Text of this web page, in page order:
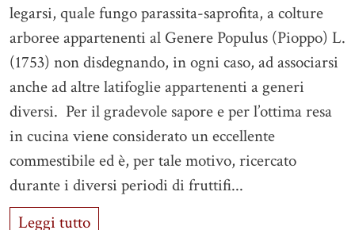
legarsi, quale fungo parassita-saprofita, a colture
arboree appartenenti al Genere Populus (Pioppo) L.
(1753) non disdegnando, in ogni caso, ad associarsi
anche ad altre latifoglie appartenenti a generi
diversi. Per il gradevole sapore e per l’ottima resa
in cucina viene considerato un eccellente
commestibile ed è, per tale motivo, ricercato
durante i diversi periodi di fruttifi...
Leggi tutto